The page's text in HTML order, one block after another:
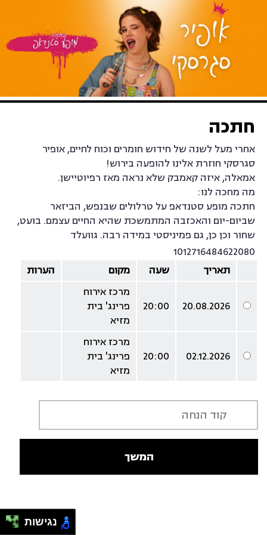
חתכה
אחרי מעל לשנה של חידוש חומרים וכוח לחיים, אופיר
סגרסקי חוזרת אלינו להופעה בירוש!
אמאלה, איזה קאמבק שלא נראה מאז רפיוטיישן.
מה מחכה לנו:
חתכה מופע סטנדאפ על טרלולים שבנפש, הביזאר
שביום-יום והאכזבה המתמשכת שהיא החיים עצמם. בועט,
שחור וכן כן, גם פמיניסטי במידה רבה. גוועלד
1012716484622080
תאריך
שעה מקום הערות
20.08.2026
20:00
מרכז אירוח
פרינג' בית
מזיא
02.12.2026
20:00
מרכז אירוח
פרינג' בית
מזיא
המשך
נגישות